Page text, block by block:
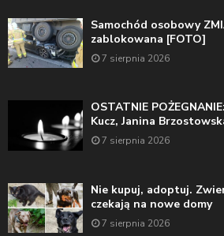
Samochód osobowy
zablokowana [FOTO]
7 sierpnia 2026
OSTATNIE
Kucz, Janina
7 sierpnia 2026
Nie kupuj, adoptuj.
czekają na nowe domy
7 sierpnia 2026